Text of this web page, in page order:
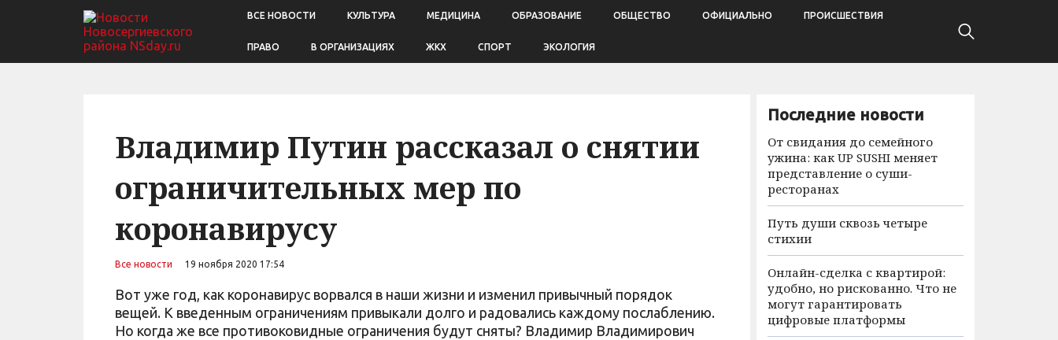
ВСЕ НОВОСТИ КУЛЬТУРА МЕДИЦИНА ОБРАЗОВАНИЕ ОБЩЕСТВО ОФИЦИАЛЬНО ПРОИСШЕСТВИЯ
ПРАВО В ОРГАНИЗАЦИЯХ ЖКХ СПОРТ ЭКОЛОГИЯ
Владимир Путин рассказал о снятии
ограничительных мер по
коронавирусу
Все новости 19 ноября 2020 17:54
Вот уже год, как коронавирус ворвался в наши жизни и изменил привычный порядок
вещей. К введенным ограничениям привыкали долго и радовались каждому послаблению.
Но когда же все противоковидные ограничения будут сняты? Владимир Владимирович
Последние новости
От свидания до семейного
ужина: как UP SUSHI меняет
представление о суши-
ресторанах
Путь души сквозь четыре
стихии
Онлайн-сделка с квартирой:
удобно, но рискованно. Что не
могут гарантировать
цифровые платформы